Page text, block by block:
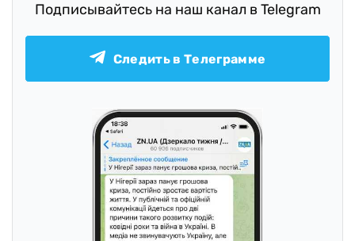
Подписывайтесь на наш канал в Telegram
Следить в Телеграмме